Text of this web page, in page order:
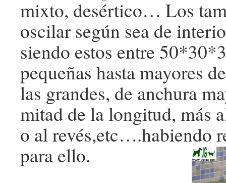
mixto, desértico… Los
oscilar según sea de
siendo estos entre
pequeñas hasta mayores
las grandes, de anchura
mitad de la longitud, más
o al revés,etc….habiendo
para ello.